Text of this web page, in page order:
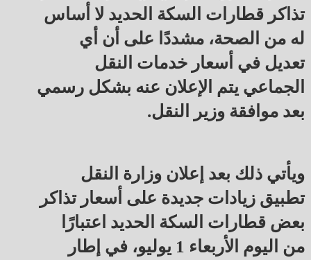
تذاكر قطارات السكة الحديد لا أساس
له من الصحة، مشددًا على أن أي
تعديل في أسعار خدمات النقل
الجماعي يتم الإعلان عنه بشكل رسمي
بعد موافقة وزير النقل.
ويأتي ذلك بعد إعلان وزارة النقل
تطبيق زيادات جديدة على أسعار تذاكر
بعض قطارات السكة الحديد اعتبارًا
من اليوم الأربعاء 1 يوليو، في إطار